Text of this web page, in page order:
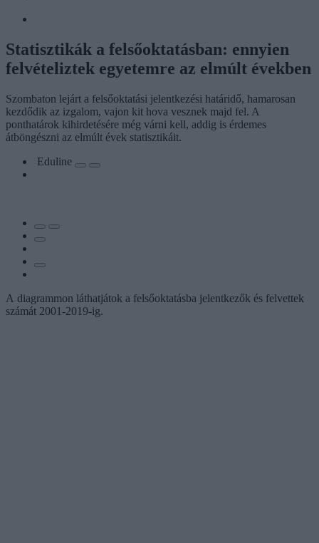
Statisztikák a felsőoktatásban: ennyien
felvételiztek egyetemre az elmúlt években
Szombaton lejárt a felsőoktatási jelentkezési határidő, hamarosan
kezdődik az izgalom, vajon kit hova vesznek majd fel. A
ponthatárok kihirdetésére még várni kell, addig is érdemes
átböngészni az elmúlt évek statisztikáit.
Eduline
A diagrammon láthatjátok a felsőoktatásba jelentkezők és felvettek
számát 2001-2019-ig.